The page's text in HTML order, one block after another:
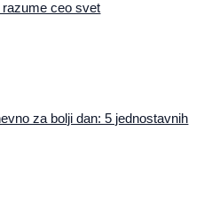
ceo svet
za bolji dan: 5 jednostavnih